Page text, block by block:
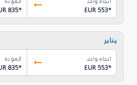
EUR 553*
835*
يناير
اتجاه واحد
EUR 553*
العودة
835*